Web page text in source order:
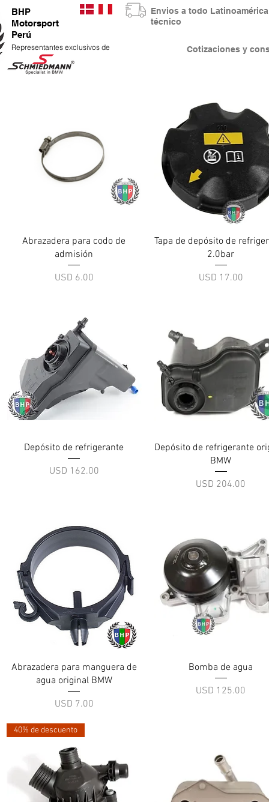
BHP
Motorsport
Perú
Representantes exclusivos de Cotizaciones y
Envios a todo
técnico
Vista rápida
Abrazadera para codo de
admisión
Precio
USD 6.00
Vista rápida
Tapa de depósito de
2.0bar
Precio
USD 17.00
Vista rápida
Depósito de refrigerante
Precio
USD 162.00
Vista rápida
Depósito de refrigerante
BMW
Precio
USD 204.00
Vista rápida
Abrazadera para manguera de
agua original BMW
Precio
USD 7.00
Vista rápida
Bomba de agua
Precio
USD 125.00
40% de descuento